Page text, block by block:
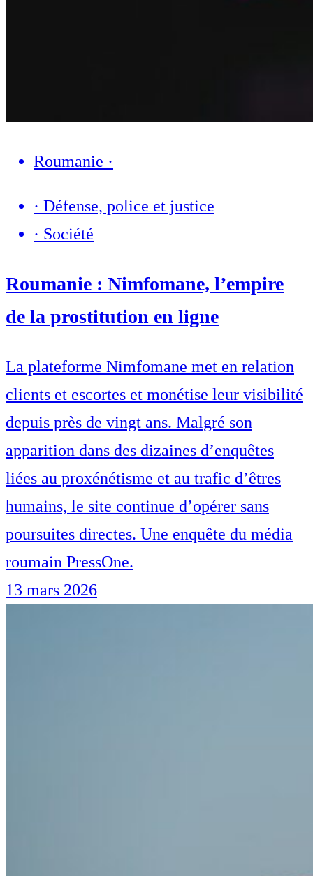
Roumanie ·
· Défense, police et justice
· Société
Roumanie : Nimfomane, l’empire
de la prostitution en ligne
La plateforme Nimfomane met en relation
clients et escortes et monétise leur visibilité
depuis près de vingt ans. Malgré son
apparition dans des dizaines d’enquêtes
liées au proxénétisme et au trafic d’êtres
humains, le site continue d’opérer sans
poursuites directes. Une enquête du média
roumain PressOne.
13 mars 2026